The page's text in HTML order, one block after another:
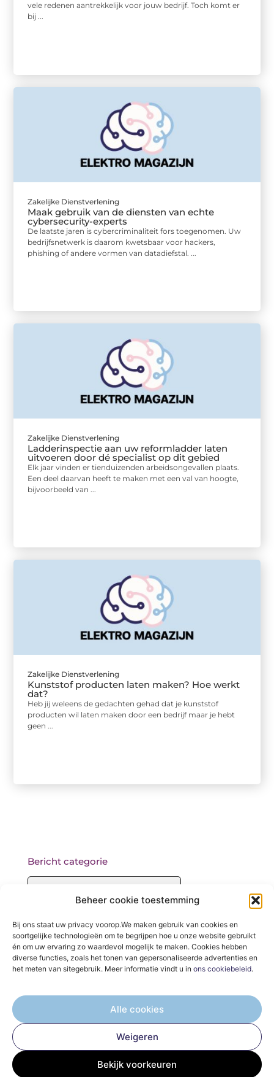
Beheer cookie toestemming
Bij ons staat uw privacy voorop.We maken gebruik van cookies en
soortgelijke technologieën om te begrijpen hoe u onze website gebruikt
én om uw ervaring zo waardevol mogelijk te maken. Cookies hebben
diverse functies, zoals het tonen van gepersonaliseerde advertenties en
het meten van sitegebruik. Meer informatie vindt u in ons cookiebeleid.
Alle cookies
Weigeren
Bekijk voorkeuren
vele redenen aantrekkelijk voor jouw bedrijf. Toch komt er
bij ...
Zakelijke Dienstverlening
Maak gebruik van de diensten van echte
cybersecurity-experts
De laatste jaren is cybercriminaliteit fors toegenomen. Uw
bedrijfsnetwerk is daarom kwetsbaar voor hackers,
phishing of andere vormen van datadiefstal. ...
Zakelijke Dienstverlening
Ladderinspectie aan uw reformladder laten
uitvoeren door dé specialist op dit gebied
Elk jaar vinden er tienduizenden arbeidsongevallen plaats.
Een deel daarvan heeft te maken met een val van hoogte,
bijvoorbeeld van ...
Zakelijke Dienstverlening
Kunststof producten laten maken? Hoe werkt
dat?
Heb jij weleens de gedachten gehad dat je kunststof
producten wil laten maken door een bedrijf maar je hebt
geen ...
De Verzamelplaats voor Blogs en Inzichten
— Ontdek inspirerende verhalen, praktische tips en waardevolle
artikelen, allemaal op één plek. Begin jouw leesreis vandaag op
elektro-magazijn.nl!
Onze informatie
Bericht categorie